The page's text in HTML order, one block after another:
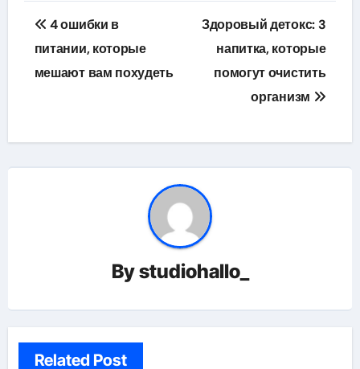
Навигация
по
записям
4 ошибки в
питании, которые
мешают вам похудеть
Здоровый детокс: 3
напитка, которые
помогут очистить
организм
Bystudiohallo_
Related Post